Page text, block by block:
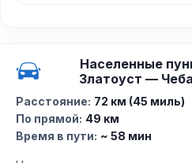
Населенные
Златоуст —
Расстояние: 72 км (45 миль)
По прямой: 49 км
Время в пути: ~ 58 мин